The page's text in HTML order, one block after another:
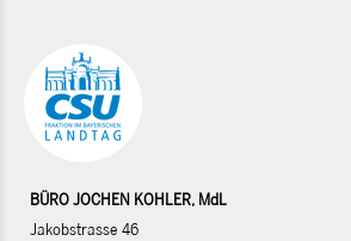
BÜRO JOCHEN KOHLER, MdL
Jakobstrasse 46